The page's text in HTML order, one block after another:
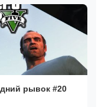
рывок #20